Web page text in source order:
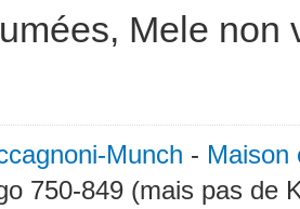
Mele non
Munch - Maison
750-849 (mais pas de